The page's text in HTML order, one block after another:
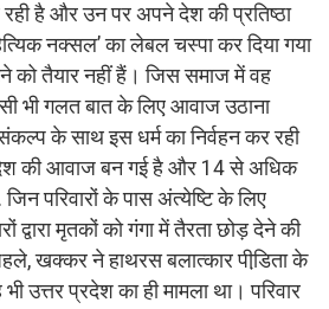
है और उन पर अपने देश की प्रतिष्ठा
नक्सल’ का लेबल चस्पा कर दिया गया
को तैयार नहीं हैं। जिस समाज में वह
भी गलत बात के लिए आवाज उठाना
के साथ इस धर्म का निर्वहन कर रही
देश की आवाज बन गई है और 14 से अधिक
परिवारों के पास अंत्येष्टि के लिए
द्वारा मृतकों को गंगा में तैरता छोड़ देने की
खक्कर ने हाथरस बलात्कार पीडि़ता के
उत्तर प्रदेश का ही मामला था। परिवार